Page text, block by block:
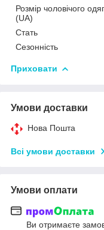
Розмір чоловічого
(UA)
Стать
Сезонність
Приховати
Умови доставки
Нова Пошта
Всі умови доставки
Умови оплати
Ви отримаєте